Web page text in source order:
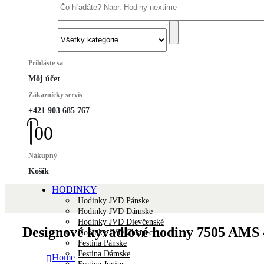
Prihláste sa
Môj účet
Zákaznícky servis
+421 903 685 767
00
Nákupný
Košík
HODINKY
Hodinky JVD Pánske
Hodinky JVD Dámske
Hodinky JVD Dievčenské
Hodinky JVD Chlapec
Festina Pánske
Festina Dámske
Designové kyvadlové hodiny 7505 AMS
Home